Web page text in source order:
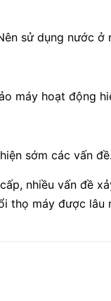
sử dụng nước ở
máy hoạt động
sớm các vấn đề.
nhiều vấn đề
thọ máy được lâu